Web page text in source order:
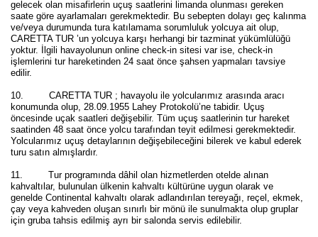
gelecek olan misafirlerin uçuş saatlerini limanda olunması gereken
saate göre ayarlamaları gerekmektedir. Bu sebepten dolayı geç kalınma
ve/veya durumunda tura katılamama sorumluluk yolcuya ait olup,
CARETTA TUR ’un yolcuya karşı herhangi bir tazminat yükümlülüğü
yoktur. İlgili havayolunun online check-in sitesi var ise, check-in
işlemlerini tur hareketinden 24 saat önce şahsen yapmaları tavsiye
edilir.
10. CARETTA TUR ; havayolu ile yolcularımız arasında aracı
konumunda olup, 28.09.1955 Lahey Protokolü’ne tabidir. Uçuş
öncesinde uçak saatleri değişebilir. Tüm uçuş saatlerinin tur hareket
saatinden 48 saat önce yolcu tarafından teyit edilmesi gerekmektedir.
Yolcularımız uçuş detaylarının değişebileceğini bilerek ve kabul ederek
turu satın almışlardır.
11. Tur programında dâhil olan hizmetlerden otelde alınan
kahvaltılar, bulunulan ülkenin kahvaltı kültürüne uygun olarak ve
genelde Continental kahvaltı olarak adlandırılan tereyağı, reçel, ekmek,
çay veya kahveden oluşan sınırlı bir mönü ile sunulmakta olup gruplar
için gruba tahsis edilmiş ayrı bir salonda servis edilebilir.